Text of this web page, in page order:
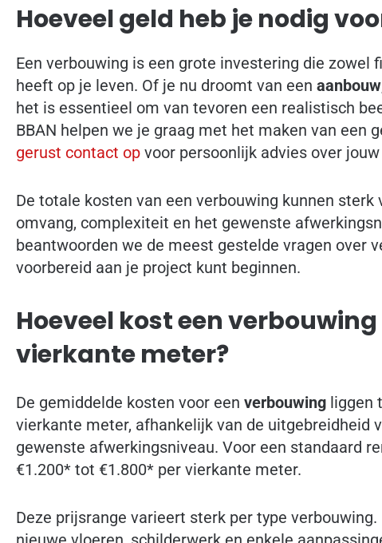
Hoeveel geld heb je nodig
Een verbouwing is een grote investering die zowel
heeft op je leven. Of je nu droomt van een aanbouw
het is essentieel om van tevoren een realistisch
BBAN helpen we je graag met het maken van een
gerust contact op voor persoonlijk advies over
De totale kosten van een verbouwing kunnen sterk
omvang, complexiteit en het gewenste
beantwoorden we de meest gestelde vragen over
voorbereid aan je project kunt beginnen.
Hoeveel kost een
vierkante meter?
De gemiddelde kosten voor een verbouwing liggen
vierkante meter, afhankelijk van de uitgebreidheid
gewenste afwerkingsniveau. Voor een standaard
€1.200* tot €1.800* per vierkante meter.
Deze prijsrange varieert sterk per type